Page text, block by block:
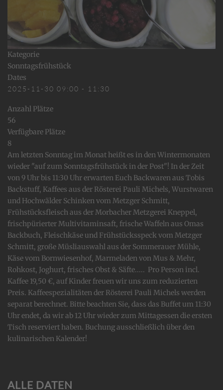
Kategorie
Sonntagsfrühstück
Dates
2025-11-30 09:00 - 11:30
Anzahl Plätze
56
Verfügbare Plätze
8
Am letzten Sonntag im Monat heißt es in den Wintermonaten
wieder "auf zum Sonntagsfrühstück in der Post"! In der Zeit
von 9 Uhr bis 11:30 Uhr erwarten Euch Backwaren aus Tobis
Backstuff, Kaffees aus der Rösterei Pauli Michels, Wurstwaren
und Hochwälder Schinken vom Metzger Schmitt,
Frühstücksfleisch aus der Morbacher Metzgerei Kneppel,
frischpürierter Multivitaminsaft, frische Waffeln aus Omas
Backbuch, Fleischkäse und Frühstücksspeck vom Metzger
Schmitt, große Müsliauswahl aus der Sommerauer Mühle,
Käse vom Bornwiesenhof, Marmeladen von Mus & Mehr,
Rohkost, Joghurt, frisches Obst & Säfte..... Pro Person incl.
Kaffee 19,50 €, auf Kinder freuen wir uns zum reduzierten
Preis. Kaffeespezialitäten der Rösterei Pauli Michels werden
separat berechnet. Bitte beachten Sie, dass das Buffet um 11:30
Uhr endet, da wir ab 12 Uhr wieder zum Mittagessen die ersten
Tisch reserviert haben. Buchung ausschließlich über den
kulinarischen Kalender!
ALLE DATEN